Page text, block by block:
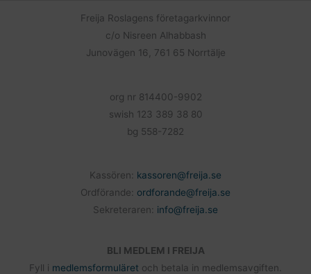
Freija Roslagens företagarkvinnor
c/o Nisreen Alhabbash
Junovägen 16, 761 65 Norrtälje
org nr 814400-9902
swish 123 389 38 80
bg 558-7282
Kassören: kassoren@freija.se
Ordförande: ordforande@freija.se
Sekreteraren: info@freija.se
BLI MEDLEM I FREIJA
Fyll i medlemsformuläret och betala in medlemsavgiften.